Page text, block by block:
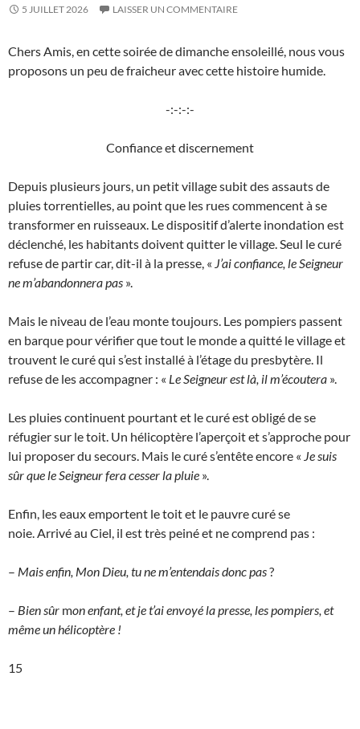
5 JUILLET 2026 LAISSER UN COMMENTAIRE
Chers Amis, en cette soirée de dimanche ensoleillé, nous vous
proposons un peu de fraicheur avec cette histoire humide.
-:-:-:-
Confiance et discernement
Depuis plusieurs jours, un petit village subit des assauts de
pluies torrentielles, au point que les rues commencent à se
transformer en ruisseaux. Le dispositif d’alerte inondation est
déclenché, les habitants doivent quitter le village. Seul le curé
refuse de partir car, dit-il à la presse, « J’ai confiance, le Seigneur
ne m’abandonnera pas ».
Mais le niveau de l’eau monte toujours. Les pompiers passent
en barque pour vérifier que tout le monde a quitté le village et
trouvent le curé qui s’est installé à l’étage du presbytère. Il
refuse de les accompagner : « Le Seigneur est là, il m’écoutera ».
Les pluies continuent pourtant et le curé est obligé de se
réfugier sur le toit. Un hélicoptère l’aperçoit et s’approche pour
lui proposer du secours. Mais le curé s’entête encore « Je suis
sûr que le Seigneur fera cesser la pluie ».
Enfin, les eaux emportent le toit et le pauvre curé se
noie. Arrivé au Ciel, il est très peiné et ne comprend pas :
– Mais enfin, Mon Dieu, tu ne m’entendais donc pas?
– Bien sûr mon enfant, et je t’ai envoyé la presse, les pompiers, et
même un hélicoptère !
15